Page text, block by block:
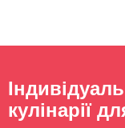
кулінарії